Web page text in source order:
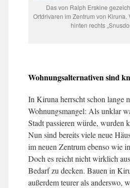
Das von Ralph Erskine
Ortdrivaren im Zentrum von Kiruna.
hinten rechts
Wohnungsalternativen sind
In Kiruna herrscht schon lange
Wohnungsmangel: Als unklar
Stadt passieren würde, wurden
Nun sind bereits viele neue
im neuen Zentrum ebenso wie
Doch es reicht nicht wirklich
Bedarf zu decken. Bauen in
außerdem teurer als anderswo,